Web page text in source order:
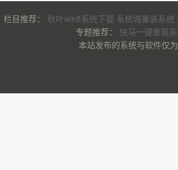
栏目推荐： 秋叶win8系统下载 系统城重装系统
专题推荐： 快马一键重装
本站发布的系统与软件仅